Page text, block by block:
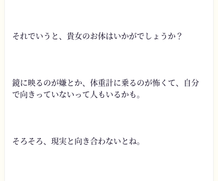
それでいうと、貴女のお体はいかがでしょうか？
鏡に映るのが嫌とか、体重計に乗るのが怖くて、自分
で向きっていないって人もいるかも。
そろそろ、現実と向き合わないとね。